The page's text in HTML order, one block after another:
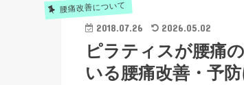
腰痛改善について
2018.07.26 2026.05.02
ピラティスが腰痛
いる腰痛改善・予